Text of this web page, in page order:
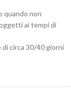
quando non
ai tempi di
circa 30/40 giorni